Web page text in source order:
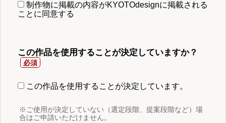
制作物に掲載の内容がKYOTOdesignに掲載される
ことに同意する
この作品を使用することが決定していますか？
この作品を使用することが決定しています。
※ご使用が決定していない（選定段階、提案段階など）場
合はご申請いただけません。